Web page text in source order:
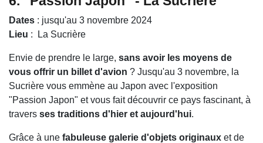
Dates : jusqu'au 3 novembre 2024
Lieu : La Sucrière
Envie de prendre le large, sans avoir les moyens de
vous offrir un billet d'avion ? Jusqu'au 3 novembre, la
Sucrière vous emmène au Japon avec l'exposition
"Passion Japon" et vous fait découvrir ce pays fascinant, à
travers ses traditions d'hier et aujourd'hui.
Grâce à une fabuleuse galerie d'objets originaux et de